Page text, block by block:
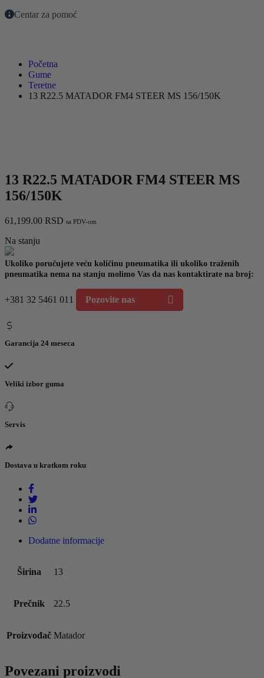
Centar za pomoć
Početna
Gume
Teretne
13 R22.5 MATADOR FM4 STEER MS 156/150K
13 R22.5 MATADOR FM4 STEER MS
156/150K
61,199.00 RSD sa PDV-om
Na stanju
Ukoliko poručujete veću količinu pneumatika ili ukoliko traženih
pneumatika nema na stanju molimo Vas da nas kontaktirate na broj:
+381 32 5461 011 Pozovite nas
Garancija 24 meseca
Veliki izbor guma
Servis
Dostava u kratkom roku
Dodatne informacije
Širina 13
Prečnik 22.5
Proizvođač Matador
Povezani proizvodi